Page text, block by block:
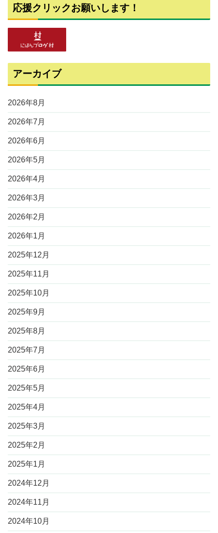
応援クリックお願いします！
アーカイブ
2026年8月
2026年7月
2026年6月
2026年5月
2026年4月
2026年3月
2026年2月
2026年1月
2025年12月
2025年11月
2025年10月
2025年9月
2025年8月
2025年7月
2025年6月
2025年5月
2025年4月
2025年3月
2025年2月
2025年1月
2024年12月
2024年11月
2024年10月